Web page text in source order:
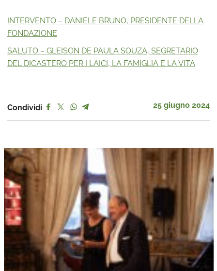
INTERVENTO – DANIELE BRUNO, PRESIDENTE DELLA
FONDAZIONE
SALUTO – GLEISON DE PAULA SOUZA, SEGRETARIO
DEL DICASTERO PER I LAICI, LA FAMIGLIA E LA VITA
Condividi 25 giugno 2024